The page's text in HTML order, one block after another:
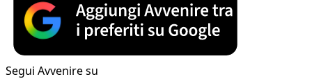
Segui Avvenire su